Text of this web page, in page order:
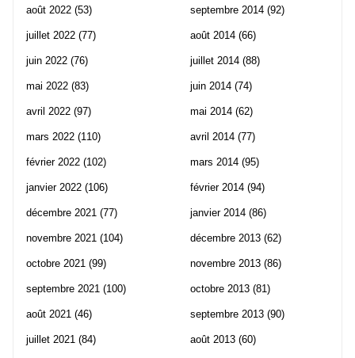
août 2022 (53)
juillet 2022 (77)
juin 2022 (76)
mai 2022 (83)
avril 2022 (97)
mars 2022 (110)
février 2022 (102)
janvier 2022 (106)
décembre 2021 (77)
novembre 2021 (104)
octobre 2021 (99)
septembre 2021 (100)
août 2021 (46)
juillet 2021 (84)
septembre 2014 (92)
août 2014 (66)
juillet 2014 (88)
juin 2014 (74)
mai 2014 (62)
avril 2014 (77)
mars 2014 (95)
février 2014 (94)
janvier 2014 (86)
décembre 2013 (62)
novembre 2013 (86)
octobre 2013 (81)
septembre 2013 (90)
août 2013 (60)